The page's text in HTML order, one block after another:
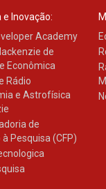
e Inovação:
Academy
de
Econômica
Rádio
e Astrofísica
de
Pesquisa (CFP)